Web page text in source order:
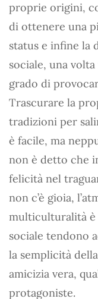
proprie origini,
di ottenere una
status e infine la
sociale, una
grado di
Trascurare la
tradizioni per
è facile, ma
non è detto che
felicità nel
non c’è gioia,
multiculturalità è
sociale tendono
la semplicità
amicizia vera,
protagoniste.